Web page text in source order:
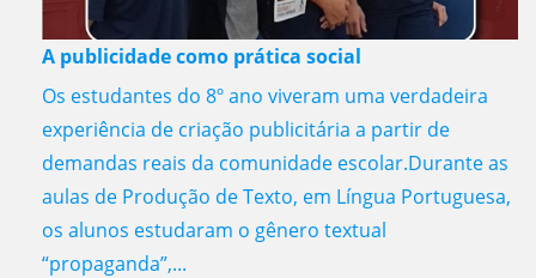
A publicidade como prática social
Os estudantes do 8º ano viveram uma verdadeira
experiência de criação publicitária a partir de
demandas reais da comunidade escolar.Durante as
aulas de Produção de Texto, em Língua Portuguesa,
os alunos estudaram o gênero textual
“propaganda”,...